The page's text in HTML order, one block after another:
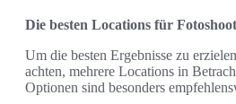
Die besten Locations für
Um die besten Ergebnisse zu
achten, mehrere Locations in
Optionen sind besonders